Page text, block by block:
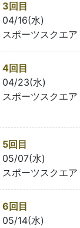
3回目
04/16(水)
スポーツスクエア
4回目
04/23(水)
スポーツスクエア
5回目
05/07(水)
スポーツスクエア
6回目
05/14(水)